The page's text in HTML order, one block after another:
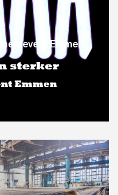
Emmen